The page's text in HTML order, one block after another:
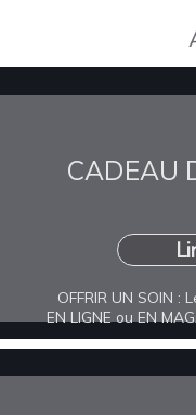
CADEAU
OFFRIR UN SOIN :
EN LIGNE ou EN